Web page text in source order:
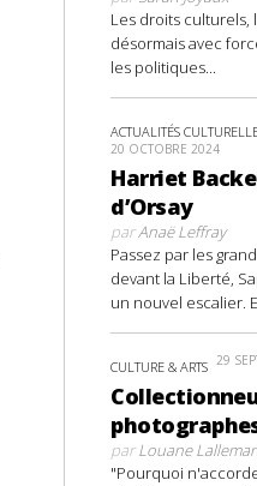
Les droits culturels,
désormais avec
les politiques...
ACTUALITÉS
20 OCTOBRE 2024
Harriet
d’Orsay
parAnaë Leffray
Passez par les
devant la Liberté,
un nouvel escalier.
CULTURE & ARTS 29
parLouane
"Pourquoi